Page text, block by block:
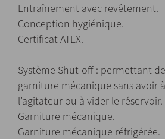
Entraînement avec revêtement.
Conception hygiénique.
Certificat ATEX.
Système Shut-off : permettant
garniture mécanique sans avoir
l’agitateur ou à vider le réservoir.
Garniture mécanique.
Garniture mécanique réfrigérée.